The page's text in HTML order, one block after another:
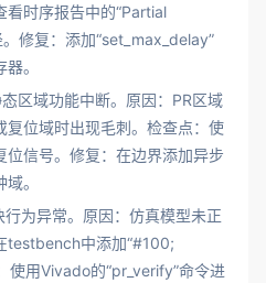
看时序报告中的“Partial
修复：添加“set_max_delay”
。
区域功能中断。原因：PR区域
复位域时出现毛刺。检查点：使
位信号。修复：在边界添加异步
。
为异常。原因：仿真模型未正
testbench中添加“#100;
使用Vivado的“pr_verify”命令进